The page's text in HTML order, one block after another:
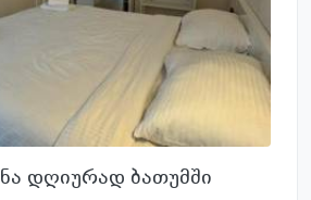
დღიურად ბათუმში